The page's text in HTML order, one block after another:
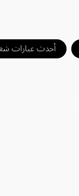
أحدث عبارات